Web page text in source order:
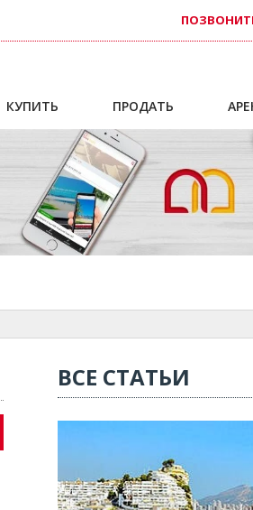
ВСЕ СТАТЬИ
КУПИТЬ ПРОДАТЬ